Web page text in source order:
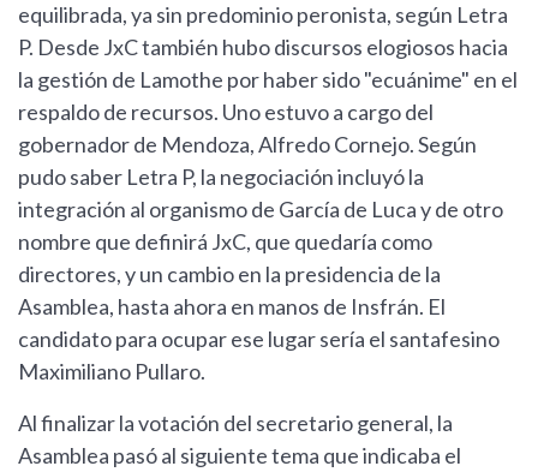
equilibrada, ya sin predominio peronista, según Letra
P. Desde JxC también hubo discursos elogiosos hacia
la gestión de Lamothe por haber sido "ecuánime" en el
respaldo de recursos. Uno estuvo a cargo del
gobernador de Mendoza, Alfredo Cornejo. Según
pudo saber Letra P, la negociación incluyó la
integración al organismo de García de Luca y de otro
nombre que definirá JxC, que quedaría como
directores, y un cambio en la presidencia de la
Asamblea, hasta ahora en manos de Insfrán. El
candidato para ocupar ese lugar sería el santafesino
Maximiliano Pullaro.
Al finalizar la votación del secretario general, la
Asamblea pasó al siguiente tema que indicaba el